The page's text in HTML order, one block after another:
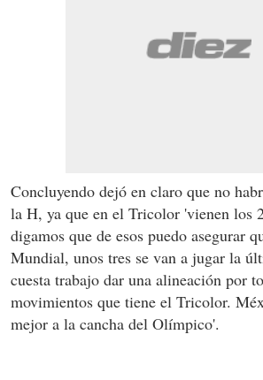
Concluyendo dejó en claro que no
la H, ya que en el Tricolor 'vienen los
digamos que de esos puedo asegurar
Mundial, unos tres se van a jugar la
cuesta trabajo dar una alineación por
movimientos que tiene el Tricolor.
mejor a la cancha del Olímpico'.